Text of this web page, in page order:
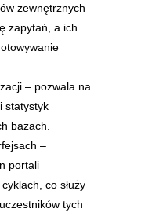
zewnętrznych –
zapytań, a ich
– pozwala na
statystyk
bazach.
–
portali
co służy
tych